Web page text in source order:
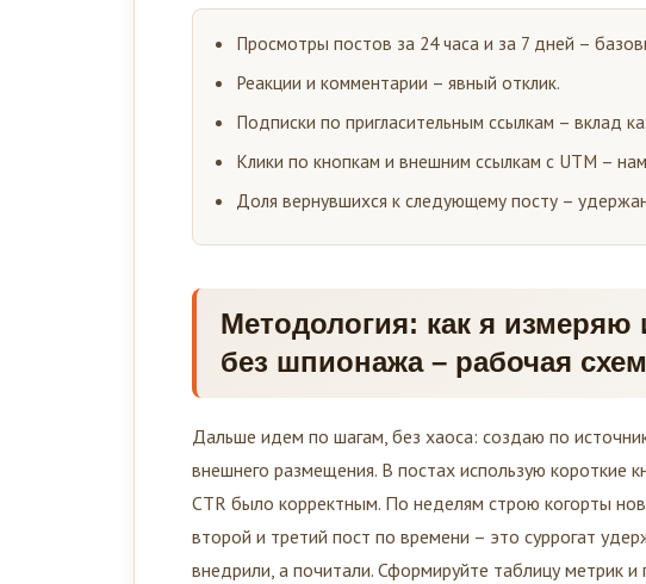
Просмотры постов за 24 часа и за 7 дней –
Реакции и комментарии – явный отклик.
Подписки по пригласительным ссылкам – вклад
Клики по кнопкам и внешним ссылкам с UTM –
Доля вернувшихся к следующему посту –
Методология: как я
без шпионажа – рабочая
Дальше идем по шагам, без хаоса: создаю по
внешнего размещения. В постах использую короткие
CTR было корректным. По неделям строю когорты
второй и третий пост по времени – это суррогат
внедрили, а почитали. Сформируйте таблицу метрик и